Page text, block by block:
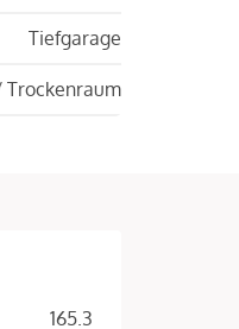
Tiefgarage
Trockenraum
165.3